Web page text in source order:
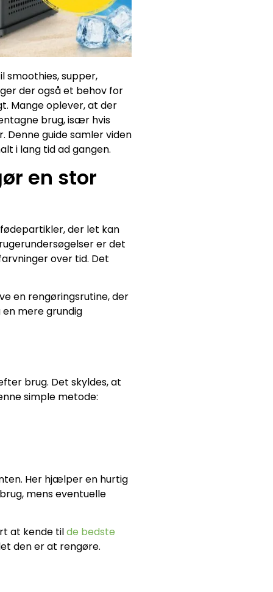
supper,
der også et behov for
Mange oplever, at der
brug, især hvis
guide samler viden
i lang tid ad gangen.
en stor
der let kan
er det
over tid. Det
en rengøringsrutine, der
mere grundig
brug. Det skyldes, at
simple metode:
Her hjælper en hurtig
mens eventuelle
at kende tilde bedste
den er at rengøre.